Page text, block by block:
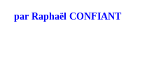
par Raphaël CONFIANT